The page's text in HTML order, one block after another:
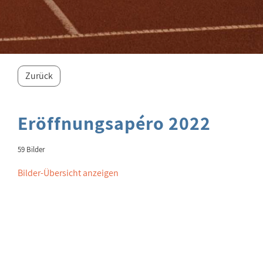
Zurück
Eröffnungsapéro 2022
59 Bilder
Bilder-Übersicht anzeigen